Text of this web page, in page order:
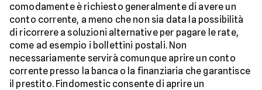
comodamente è richiesto generalmente di avere un
conto corrente, a meno che non sia data la possibilità
di ricorrere a soluzioni alternative per pagare le rate,
come ad esempio i bollettini postali. Non
necessariamente servirà comunque aprire un conto
corrente presso la banca o la finanziaria che garantisce
il prestito. Findomestic consente di aprire un